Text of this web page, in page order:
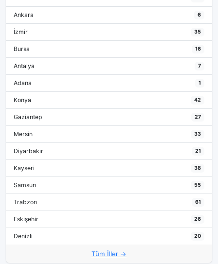
Ankara 6
İzmir 35
Bursa 16
Antalya 7
Adana 1
Konya 42
Gaziantep 27
Mersin 33
Diyarbakır 21
Kayseri 38
Samsun 55
Trabzon 61
Eskişehir 26
Denizli 20
Tüm İller →